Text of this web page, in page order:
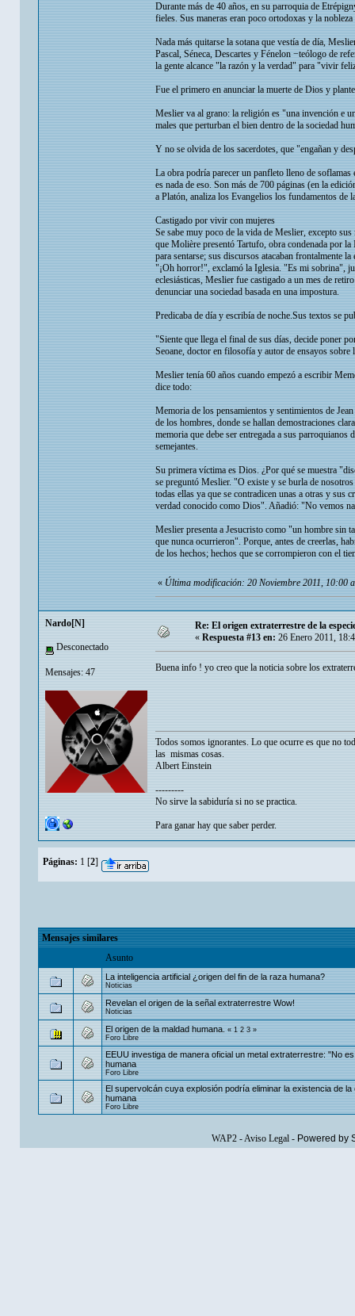
Durante más de 40 años, en su parroquia de
fieles. Sus maneras eran poco ortodoxas y la
Nada más quitarse la sotana que vestía de día,
Pascal, Séneca, Descartes y Fénelon −teólogo de
la gente alcance "la razón y la verdad" para "vivir
Fue el primero en anunciar la muerte de Dios y
Meslier va al grano: la religión es "una invención e
males que perturban el bien dentro de la sociedad
Y no se olvida de los sacerdotes, que "engañan y
La obra podría parecer un panfleto lleno de
es nada de eso. Son más de 700 páginas (en la
a Platón, analiza los Evangelios los fundamentos de
Castigado por vivir con mujeres
Se sabe muy poco de la vida de Meslier, excepto
que Molière presentó Tartufo, obra condenada por
para sentarse; sus discursos atacaban frontalmente
"¡Oh horror!", exclamó la Iglesia. "Es mi sobrina",
eclesiásticas, Meslier fue castigado a un mes de
denunciar una sociedad basada en una impostura.
Predicaba de día y escribía de noche.Sus textos se
"Siente que llega el final de sus días, decide poner
Seoane, doctor en filosofía y autor de ensayos sobre
Meslier tenía 60 años cuando empezó a escribir
dice todo:
Memoria de los pensamientos y sentimientos de
de los hombres, donde se hallan demostraciones
memoria que debe ser entregada a sus
semejantes.
Su primera víctima es Dios. ¿Por qué se muestra
se preguntó Meslier. "O existe y se burla de
todas ellas ya que se contradicen unas a otras y sus
verdad conocido como Dios". Añadió: "No vemos
Meslier presenta a Jesucristo como "un hombre sin
que nunca ocurrieron". Porque, antes de creerlas,
de los hechos; hechos que se corrompieron con el
«Última modificación: 20 Noviembre 2011, 10:00
Nardo[N]
Desconectado
Mensajes: 47
Re: El origen extraterrestre de la
« Respuesta #13 en: 26 Enero 2011,
Buena info ! yo creo que la noticia sobre los
Todos somos ignorantes. Lo que ocurre es que no
las mismas cosas.
Albert Einstein
---------
No sirve la sabiduría si no se practica.
Para ganar hay que saber perder.
Páginas: 1 [2]
Mensajes similares
Asunto
La inteligencia artificial ¿origen del fin de la raza humana?
Noticias
Revelan el origen de la señal extraterrestre Wow!
Noticias
El origen de la maldad humana. «1 2 3»
Foro Libre
EEUU investiga de manera oficial un metal extraterrestre: "No
humana
Foro Libre
El supervolcán cuya explosión podría eliminar la existencia de la
humana
Foro Libre
WAP2-Aviso Legal- Powered by